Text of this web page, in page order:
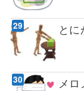
と
メ